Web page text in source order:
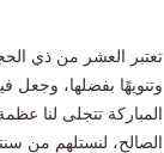
تعتبر العشر من ذي
وتنويهًا بفضلها، وجعل
المباركة تتجلى لنا
الصالح، لنستلهم من